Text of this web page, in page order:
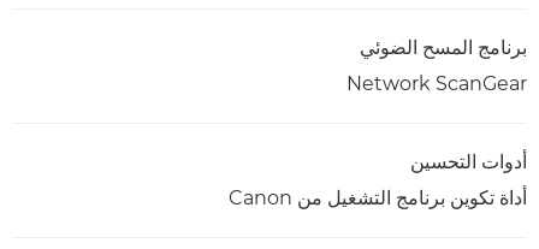
برنامج المسح الضوئي
Network ScanGear
أدوات التحسين
أداة تكوين برنامج التشغيل من Canon